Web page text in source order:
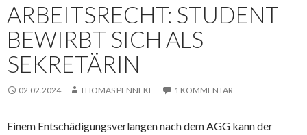
ARBEITSRECHT: STUDENT
BEWIRBT SICH ALS
SEKRETÄRIN
02.02.2024 THOMAS PENNEKE 1 KOMMENTAR
Einem Entschädigungsverlangen nach dem AGG kann der